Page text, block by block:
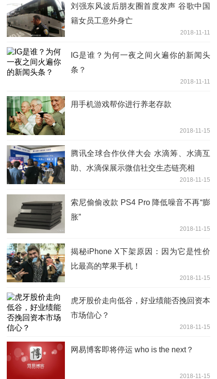
刘强东风波后朋友圈首度发声 谷歌中国
籍女员工意外身亡
2018-11-11
IG是谁？为何一夜之间火遍你的新闻头
条？
2018-11-11
用手机游戏帮你进行养老存款
2018-11-15
腾讯全球合作伙伴大会 水滴筹、水滴互
助、水滴保展示微信社交生态链亮相
2018-11-15
索尼偷偷改款 PS4 Pro 降低噪音不再“膨
胀”
2018-11-15
揭秘iPhone X下架原因：因为它是性价
比最高的苹果手机！
2018-11-15
虎牙股价走向低谷，好业绩能否挽回资本
市场信心？
2018-11-15
网易博客即将停运 who is the next？
2018-11-15